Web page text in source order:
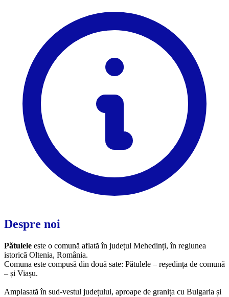
Despre noi
Pătulele este o comună aflată în județul Mehedinți, în regiunea
istorică Oltenia, România.
Comuna este compusă din două sate: Pătulele – reședința de comună
– și Viașu.
Amplasată în sud-vestul județului, aproape de granița cu Bulgaria și